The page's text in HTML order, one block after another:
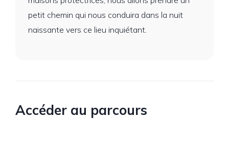
petit chemin qui nous conduira dans la nuit
naissante vers ce lieu inquiétant.
Accéder au parcours